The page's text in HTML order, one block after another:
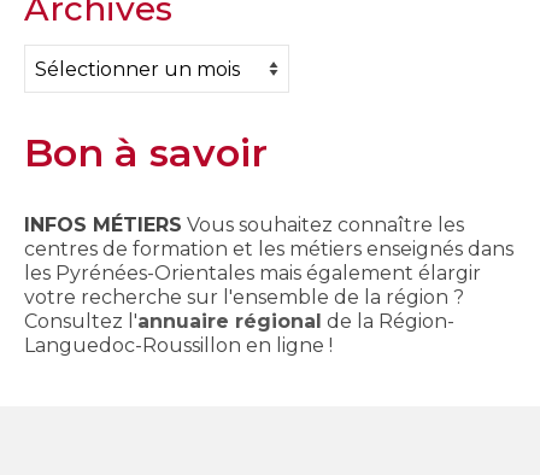
Archives
Archives
Bon à savoir
INFOS MÉTIERS Vous souhaitez connaître les
centres de formation et les métiers enseignés dans
les Pyrénées-Orientales mais également élargir
votre recherche sur l'ensemble de la région ?
Consultez l'annuaire régional de la Région-
Languedoc-Roussillon en ligne !